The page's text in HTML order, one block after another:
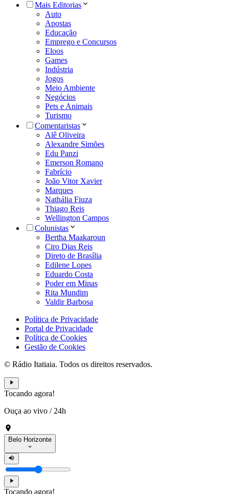
Mais Editorias
Auto
Apostas
Educação
Emprego e Concursos
Eloos
Games
Indústria
Jogos
Meio Ambiente
Negócios
Pets e Animais
Turismo
Comentaristas
Alê Oliveira
Alexandre Simões
Edu Panzi
Emerson Romano
Fabrício
João Vitor Xavier
Marques
Nathália Fiuza
Thiago Reis
Wellington Campos
Colunistas
Bertha Maakaroun
Ciro Dias Reis
Direto de Brasília
Edilene Lopes
Eduardo Costa
Poder em Minas
Rita Mundim
Valdir Barbosa
Política de Privacidade
Portal de Privacidade
Política de Cookies
Gestão de Cookies
© Rádio Itatiaia. Todos os direitos reservados.
Tocando agora!
Ouça ao vivo / 24h
Belo Horizonte
Tocando agora!